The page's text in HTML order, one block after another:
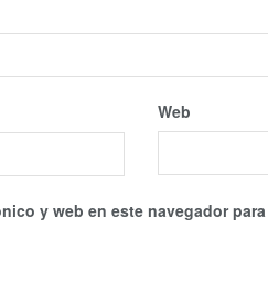
Web
y web en este navegador